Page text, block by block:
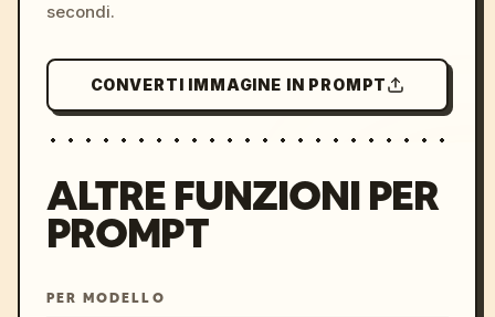
secondi.
CONVERTI IMMAGINE IN PROMPT
ALTRE FUNZIONI PER
PROMPT
PER MODELLO